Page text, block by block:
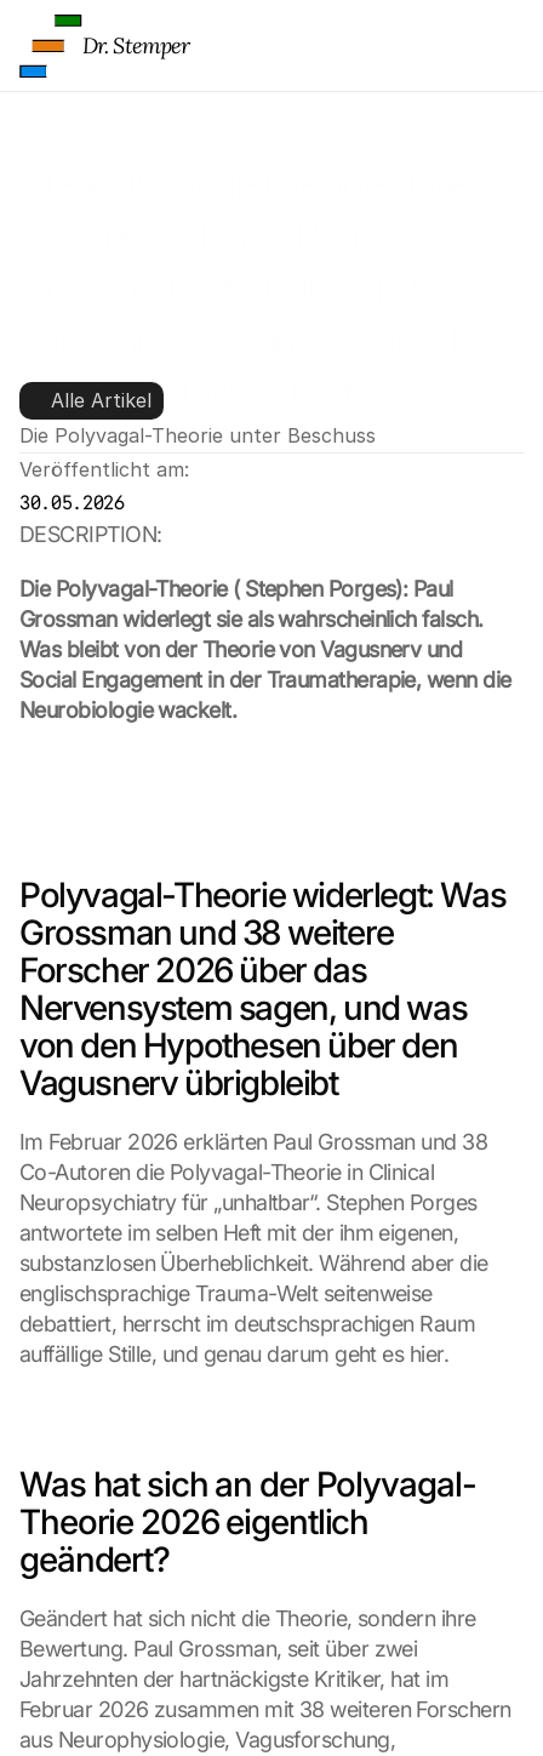
falsch und widerlegt
Alle Artikel
Die Polyvagal-Theorie unter Beschuss
Veröffentlicht am:
30.05.2026
DESCRIPTION:
Die Polyvagal-Theorie ( Stephen Porges): Paul
Grossman widerlegt sie als wahrscheinlich falsch.
Was bleibt von der Theorie von Vagusnerv und
Social Engagement in der Traumatherapie, wenn die
Neurobiologie wackelt.
Polyvagal-Theorie widerlegt: Was
Grossman und 38 weitere
Forscher 2026 über das
Nervensystem sagen, und was
von den Hypothesen über den
Vagusnerv übrigbleibt
Im Februar 2026 erklärten Paul Grossman und 38
Co-Autoren die Polyvagal-Theorie in Clinical
Neuropsychiatry für „unhaltbar“. Stephen Porges
antwortete im selben Heft mit der ihm eigenen,
substanzlosen Überheblichkeit. Während aber die
englischsprachige Trauma-Welt seitenweise
debattiert, herrscht im deutschsprachigen Raum
auffällige Stille, und genau darum geht es hier.
Was hat sich an der Polyvagal-
Theorie 2026 eigentlich
geändert?
Geändert hat sich nicht die Theorie, sondern ihre
Bewertung. Paul Grossman, seit über zwei
Jahrzehnten der hartnäckigste Kritiker, hat im
Februar 2026 zusammen mit 38 weiteren Forschern
aus Neurophysiologie, Vagusforschung,
Dr. Stemper